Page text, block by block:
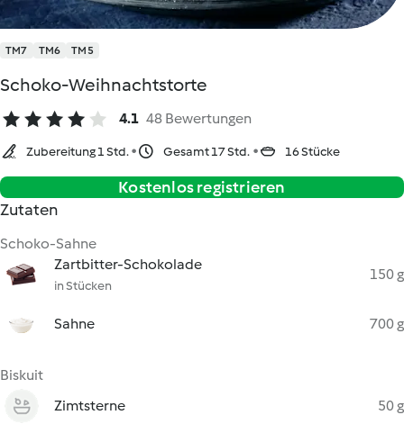
TM7 TM6 TM5
Schoko-Weihnachtstorte
4.1 48 Bewertungen
Zubereitung 1 Std. Gesamt 17 Std. 16 Stücke
Kostenlos registrieren
Zutaten
Schoko-Sahne
Zartbitter-Schokolade
in Stücken
150 g
Sahne 700 g
Biskuit
Zimtsterne
50 g